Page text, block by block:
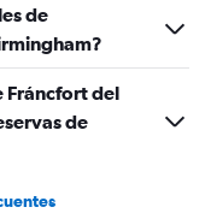
de
Fráncfort del
de